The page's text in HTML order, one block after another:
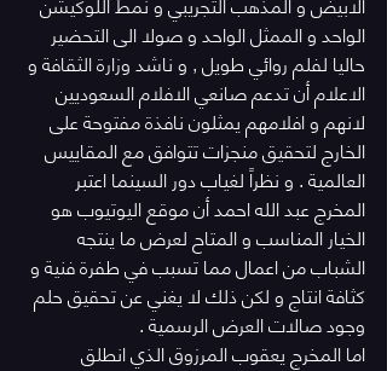
الواحد و الممثل الواحد و صولا الى التحضير
حاليا لفلم روائي طويل , و ناشد وزارة الثقافة و
الاعلام أن تدعم صانعي الافلام السعوديين
لانهم و افلامهم يمثلون نافذة مفتوحة على
الخارج لتحقيق منجزات تتوافق مع المقاييس
العالمية . و نظراً لغياب دور السينما اعتبر
المخرج عبد الله احمد أن موقع اليوتيوب هو
الخيار المناسب و المتاح لعرض ما ينتجه
الشباب من اعمال مما تسبب في طفرة فنية و
كثافة انتاج و لكن ذلك لا يغني عن تحقيق حلم
وجود صالات العرض الرسمية .
اما المخرج يعقوب المرزوق الذي انطلق